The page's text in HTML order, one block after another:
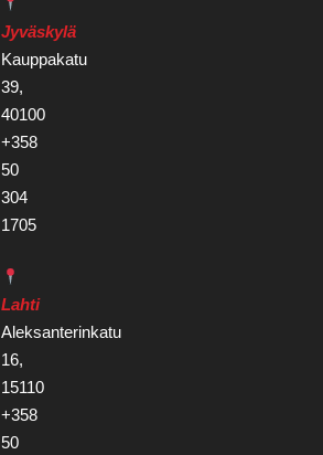
Jyväskylä
Kauppakatu
39,
40100
+358
50
304
1705
Lahti
Aleksanterinkatu
16,
15110
+358
50